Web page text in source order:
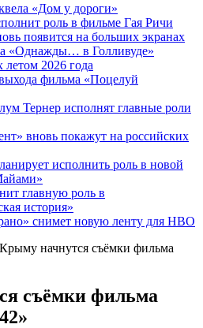
«Дом у дороги»
роль в фильме Гая Ричи
появится на больших экранах
«Однажды… в Голливуде»
летом 2026 года
фильма «Поцелуй
Тернер исполнят главные роли
вновь покажут на российских
исполнить роль в новой
главную роль в
история»
снимет новую ленту для HBO
начнутся съёмки фильма
съёмки фильма